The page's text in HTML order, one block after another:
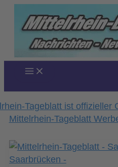
Inhalt
springen